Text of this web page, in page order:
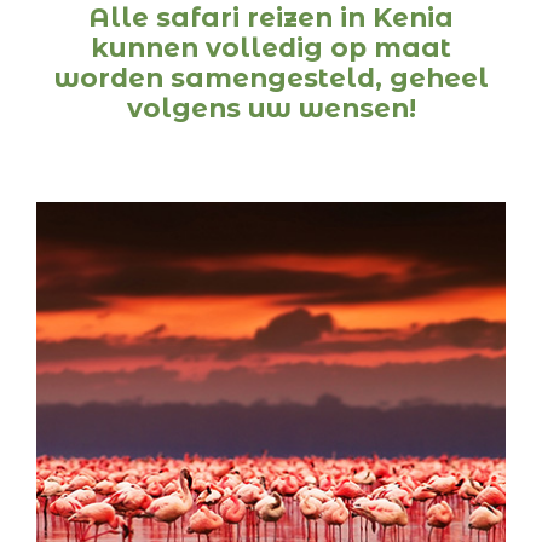
Alle safari reizen in Kenia
kunnen volledig op maat
worden samengesteld, geheel
volgens uw wensen!